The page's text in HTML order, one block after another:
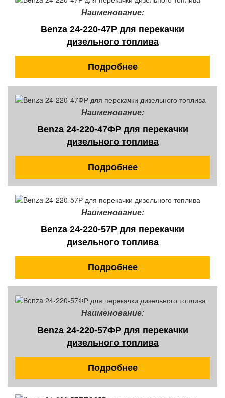
Наименование:
Benza 24-220-47Р для перекачки
дизельного топлива
Подробнее
Наименование:
Benza 24-220-47ФР для перекачки
дизельного топлива
Подробнее
Наименование:
Benza 24-220-57Р для перекачки
дизельного топлива
Подробнее
Наименование:
Benza 24-220-57ФР для перекачки
дизельного топлива
Подробнее